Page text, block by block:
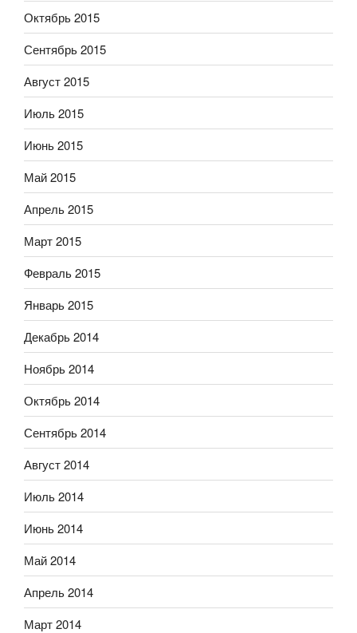
Октябрь 2015
Сентябрь 2015
Август 2015
Июль 2015
Июнь 2015
Май 2015
Апрель 2015
Март 2015
Февраль 2015
Январь 2015
Декабрь 2014
Ноябрь 2014
Октябрь 2014
Сентябрь 2014
Август 2014
Июль 2014
Июнь 2014
Май 2014
Апрель 2014
Март 2014